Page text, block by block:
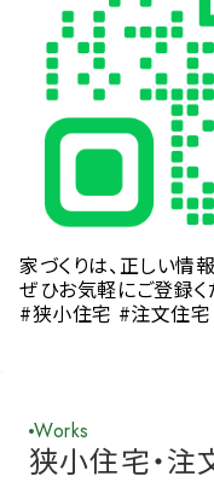
家づくりは、正しい情
ぜひお気軽にご登録く
#狭小住宅 #注文住
Works
狭小住宅・